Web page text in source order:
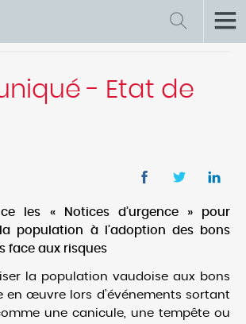
climat communal
- Etat de
les « Notices d’urgence » pour
population à l’adoption des bons
face aux risques
la population vaudoise aux bons
en œuvre lors d’événements sortant
une canicule, une tempête ou